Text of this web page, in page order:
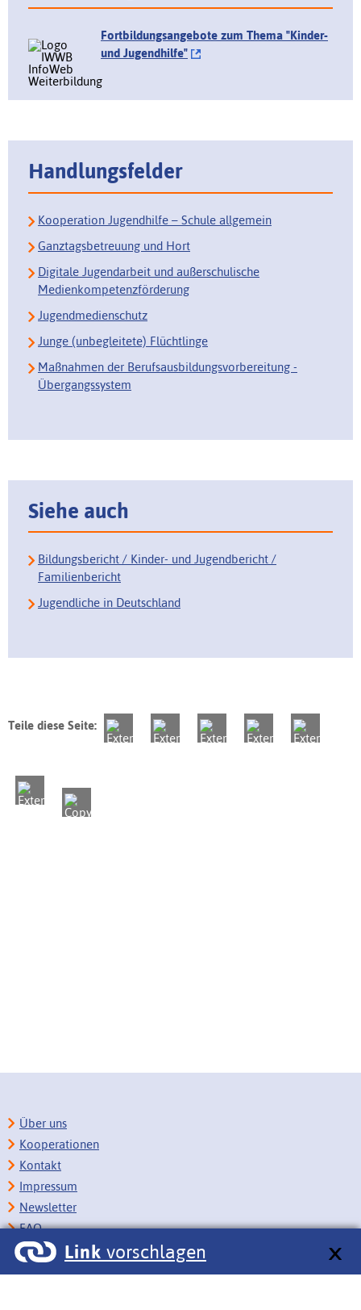
Fortbildungsangebote zum Thema "Kinder-
und Jugendhilfe"
Handlungsfelder
Kooperation Jugendhilfe – Schule allgemein
Ganztagsbetreuung und Hort
Digitale Jugendarbeit und außerschulische
Medienkompetenzförderung
Jugendmedienschutz
Junge (unbegleitete) Flüchtlinge
Maßnahmen der Berufsausbildungsvorbereitung -
Übergangssystem
Siehe auch
Bildungsbericht / Kinder- und Jugendbericht /
Familienbericht
Jugendliche in Deutschland
Teile diese Seite:
Link vorschlagen
Über uns
Kooperationen
Kontakt
Impressum
Newsletter
FAQ
Copyright